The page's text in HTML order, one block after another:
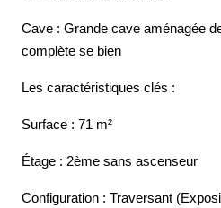
Cave : Grande cave aménagée
complète se bien
Les caractéristiques clés :
Surface : 71 m²
Étage : 2ème sans ascenseur
Configuration : Traversant